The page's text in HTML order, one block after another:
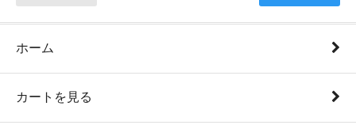
ホーム
カートを見る